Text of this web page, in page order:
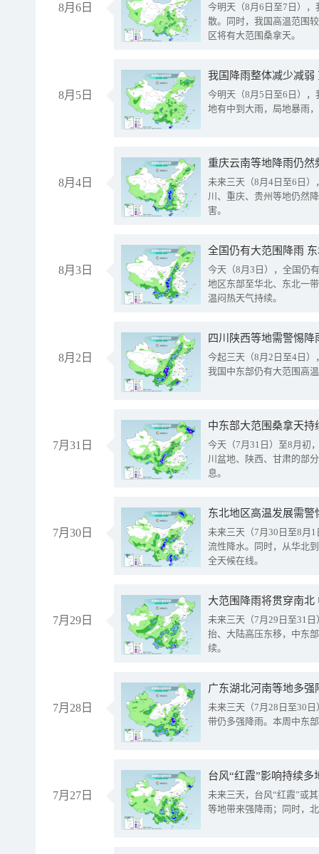
8月6日
今明天（8月6日至7日）
散。同时，我国高温范围
区将有大范围桑拿天。
8月5日
我国降雨整体减少减弱
今明天（8月5日至6日）
地有中到大雨，局地暴雨
8月4日
重庆云南等地降雨仍然
未来三天（8月4日至6日
川、重庆、贵州等地仍然
害。
8月3日
全国仍有大范围降雨
今天（8月3日），全国仍
地区东部至华北、东北一
温闷热天气持续。
8月2日
今起三天（8月2日至4日
我国中东部仍有大范围高
7月31日
中东部大范围桑拿天
今天（7月31日）至8月初
川盆地、陕西、甘肃的部
息。
7月30日
东北地区高温发展需
未来三天（7月30日至8月
流性降水。同时，从华北
全天候在线。
7月29日
大范围降雨将贯穿南
未来三天（7月29日至31
抬、大陆高压东移，中东
续。
7月28日
广东湖北河南等地多
未来三天（7月28日至30
带仍多强降雨。本周中东
7月27日
台风“红霞”影响持续
未来三天，台风“红霞”或
等地带来强降雨；同时，